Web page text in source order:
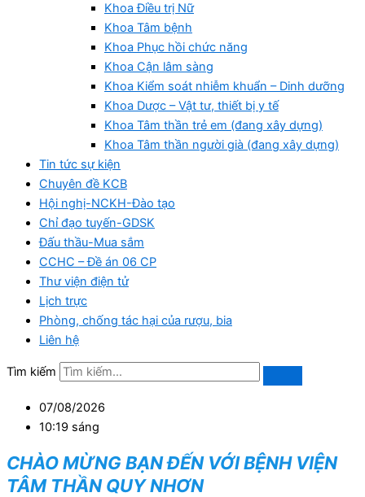
Khoa Điều trị Nữ
Khoa Tâm bệnh
Khoa Phục hồi chức năng
Khoa Cận lâm sàng
Khoa Kiểm soát nhiễm khuẩn – Dinh dưỡng
Khoa Dược – Vật tư, thiết bị y tế
Khoa Tâm thần trẻ em (đang xây dựng)
Khoa Tâm thần người già (đang xây dựng)
Tin tức sự kiện
Chuyên đề KCB
Hội nghị-NCKH-Đào tạo
Chỉ đạo tuyến-GDSK
Đấu thầu-Mua sắm
CCHC – Đề án 06 CP
Thư viện điện tử
Lịch trực
Phòng, chống tác hại của rượu, bia
Liên hệ
Tìm kiếm
07/08/2026
10:19 sáng
CHÀO MỪNG BẠN ĐẾN VỚI BỆNH VIỆN
TÂM THẦN QUY NHƠN